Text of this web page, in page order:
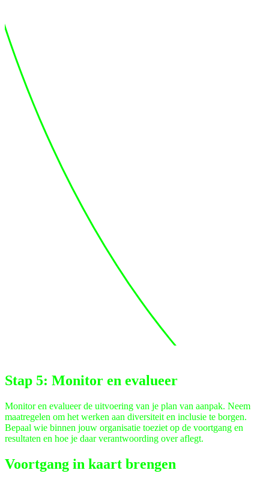
­Stap 5­: Monitor en evalueer
Monitor en evalueer de uitvoering van je plan van aanpak. Neem
maatregelen om het werken aan diversiteit en inclusie te borgen.
Bepaal wie binnen jouw organisatie toeziet op de voortgang en
resultaten en hoe je daar verantwoording over aflegt.
Voortgang in kaart brengen